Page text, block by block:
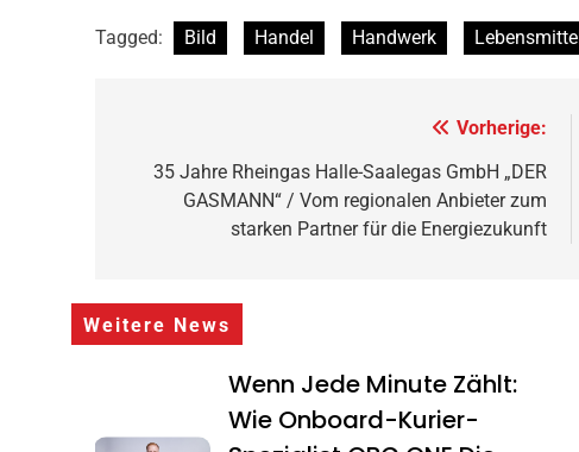
Tagged: Bild Handel Handwerk Lebensmittel
Vorherige:
35 Jahre Rheingas Halle-Saalegas GmbH „DER
GASMANN“ / Vom regionalen Anbieter zum
starken Partner für die Energiezukunft
Weitere News
Wenn Jede Minute Zählt:
Wie Onboard-Kurier-